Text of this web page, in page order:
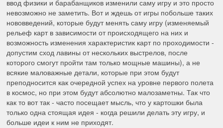
ввод физики и барабанщиков изменили саму игру и это просто
невозможно не заметить. Вот и ждешь от игры побольше таких
нововведений, которые будут менять саму игру (изменяемый
рельеф карт в зависимости от происходящего на них и
возможность изменения характеристик карт по проходимости -
допустим сход лавины от нескольких выстрелов, после
которого смогут пройти там только мощные машины), а не
всякие маловажные детали, которые при этом будут
преподносится как очередной успех на уровне первого полета
в космос, но при этом будут абсолютно малозаметны. Так что
как то вот так - часто посещает мысль, что у картошки была
только одна стоящая идея - когда решили делать эту игру, и
больше идеи к ним не приходят.